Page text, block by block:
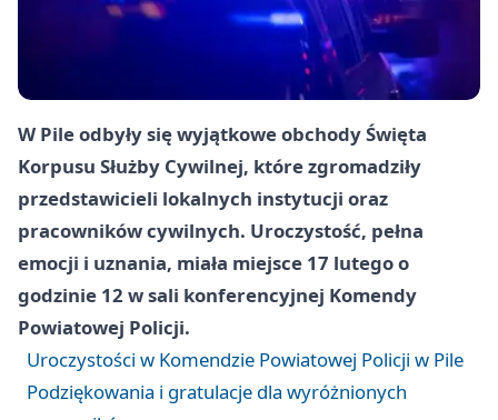
W Pile odbyły się wyjątkowe obchody Święta
Korpusu Służby Cywilnej, które zgromadziły
przedstawicieli lokalnych instytucji oraz
pracowników cywilnych. Uroczystość, pełna
emocji i uznania, miała miejsce 17 lutego o
godzinie 12 w sali konferencyjnej Komendy
Powiatowej Policji.
Uroczystości w Komendzie Powiatowej Policji w Pile
Podziękowania i gratulacje dla wyróżnionych